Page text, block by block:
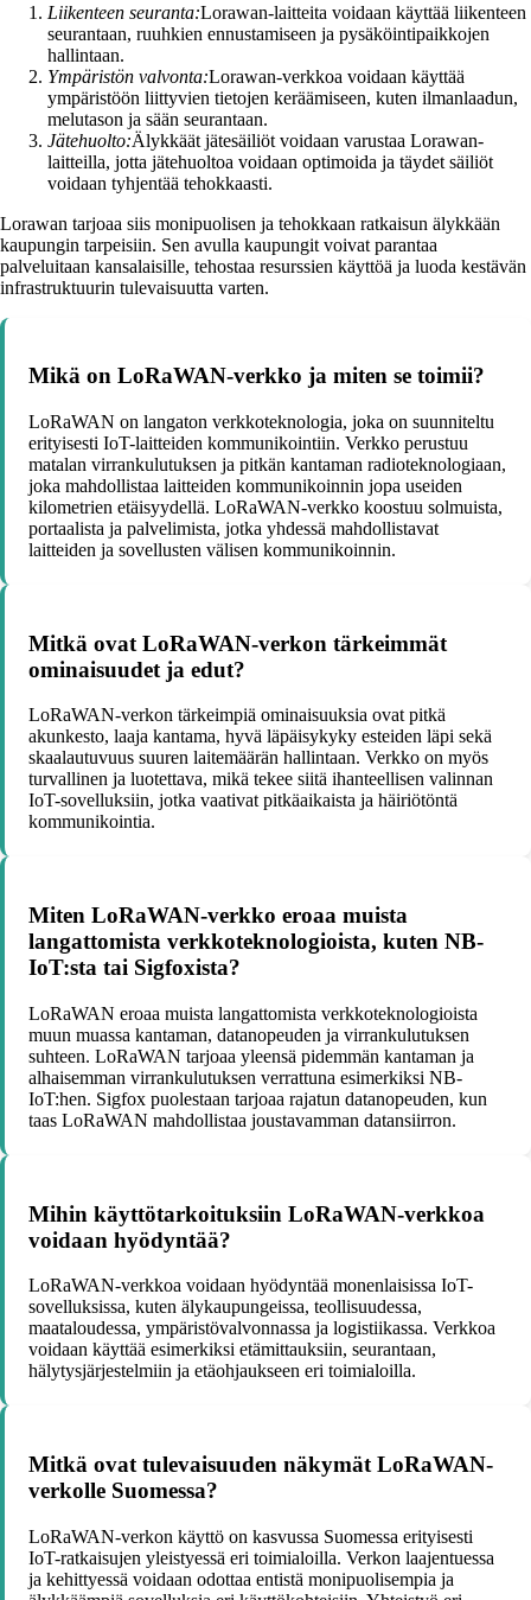
Liikenteen seuranta:Lorawan-laitteita voidaan käyttää liikenteen
seurantaan, ruuhkien ennustamiseen ja pysäköintipaikkojen
hallintaan.
Ympäristön valvonta:Lorawan-verkkoa voidaan käyttää
ympäristöön liittyvien tietojen keräämiseen, kuten ilmanlaadun,
melutason ja sään seurantaan.
Jätehuolto:Älykkäät jätesäiliöt voidaan varustaa Lorawan-
laitteilla, jotta jätehuoltoa voidaan optimoida ja täydet säiliöt
voidaan tyhjentää tehokkaasti.
Lorawan tarjoaa siis monipuolisen ja tehokkaan ratkaisun älykkään
kaupungin tarpeisiin. Sen avulla kaupungit voivat parantaa
palveluitaan kansalaisille, tehostaa resurssien käyttöä ja luoda kestävän
infrastruktuurin tulevaisuutta varten.
Mikä on LoRaWAN-verkko ja miten se toimii?
LoRaWAN on langaton verkkoteknologia, joka on suunniteltu
erityisesti IoT-laitteiden kommunikointiin. Verkko perustuu
matalan virrankulutuksen ja pitkän kantaman radioteknologiaan,
joka mahdollistaa laitteiden kommunikoinnin jopa useiden
kilometrien etäisyydellä. LoRaWAN-verkko koostuu solmuista,
portaalista ja palvelimista, jotka yhdessä mahdollistavat
laitteiden ja sovellusten välisen kommunikoinnin.
Mitkä ovat LoRaWAN-verkon tärkeimmät
ominaisuudet ja edut?
LoRaWAN-verkon tärkeimpiä ominaisuuksia ovat pitkä
akunkesto, laaja kantama, hyvä läpäisykyky esteiden läpi sekä
skaalautuvuus suuren laitemäärän hallintaan. Verkko on myös
turvallinen ja luotettava, mikä tekee siitä ihanteellisen valinnan
IoT-sovelluksiin, jotka vaativat pitkäaikaista ja häiriötöntä
kommunikointia.
Miten LoRaWAN-verkko eroaa muista
langattomista verkkoteknologioista, kuten NB-
IoT:sta tai Sigfoxista?
LoRaWAN eroaa muista langattomista verkkoteknologioista
muun muassa kantaman, datanopeuden ja virrankulutuksen
suhteen. LoRaWAN tarjoaa yleensä pidemmän kantaman ja
alhaisemman virrankulutuksen verrattuna esimerkiksi NB-
IoT:hen. Sigfox puolestaan tarjoaa rajatun datanopeuden, kun
taas LoRaWAN mahdollistaa joustavamman datansiirron.
Mihin käyttötarkoituksiin LoRaWAN-verkkoa
voidaan hyödyntää?
LoRaWAN-verkkoa voidaan hyödyntää monenlaisissa IoT-
sovelluksissa, kuten älykaupungeissa, teollisuudessa,
maataloudessa, ympäristövalvonnassa ja logistiikassa. Verkkoa
voidaan käyttää esimerkiksi etämittauksiin, seurantaan,
hälytysjärjestelmiin ja etäohjaukseen eri toimialoilla.
Mitkä ovat tulevaisuuden näkymät LoRaWAN-
verkolle Suomessa?
LoRaWAN-verkon käyttö on kasvussa Suomessa erityisesti
IoT-ratkaisujen yleistyessä eri toimialoilla. Verkon laajentuessa
ja kehittyessä voidaan odottaa entistä monipuolisempia ja